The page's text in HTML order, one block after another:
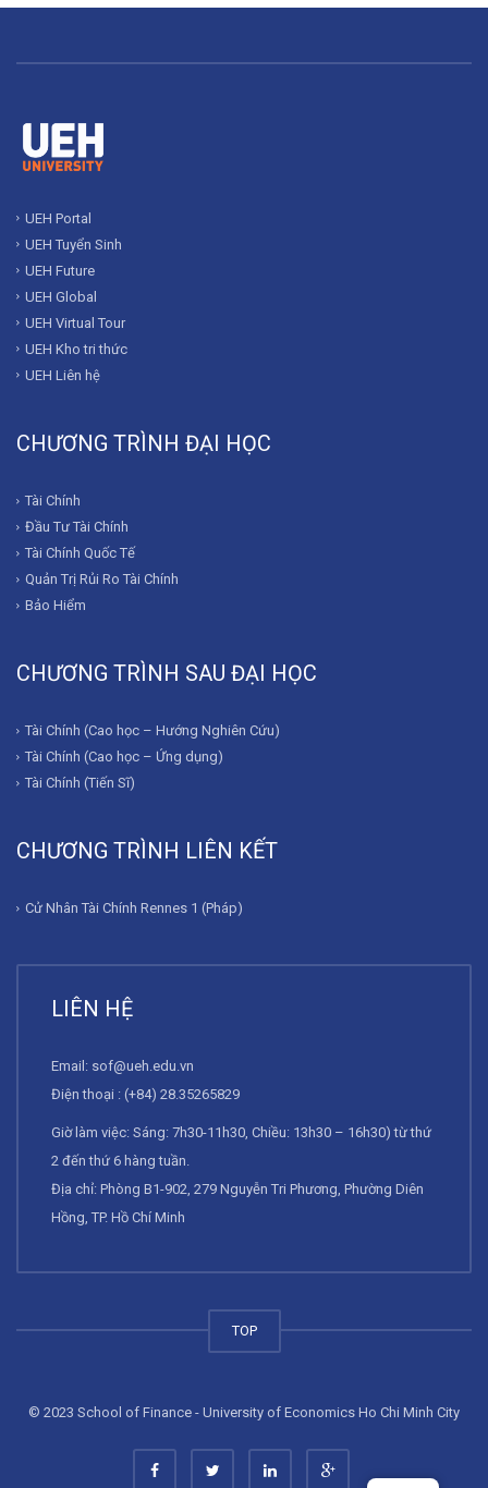
UEH Portal
UEH Tuyển Sinh
UEH Future
UEH Global
UEH Virtual Tour
UEH Kho tri thức
UEH Liên hệ
CHƯƠNG TRÌNH ĐẠI HỌC
Tài Chính
Đầu Tư Tài Chính
Tài Chính Quốc Tế
Quản Trị Rủi Ro Tài Chính
Bảo Hiểm
CHƯƠNG TRÌNH SAU ĐẠI HỌC
Tài Chính (Cao học – Hướng Nghiên Cứu)
Tài Chính (Cao học – Ứng dụng)
Tài Chính (Tiến Sĩ)
CHƯƠNG TRÌNH LIÊN KẾT
Cử Nhân Tài Chính Rennes 1 (Pháp)
LIÊN HỆ
Email: sof@ueh.edu.vn
Điện thoại : (+84) 28.35265829
Giờ làm việc: Sáng: 7h30-11h30, Chiều: 13h30 – 16h30) từ thứ
2 đến thứ 6 hàng tuần.
Địa chỉ: Phòng B1-902, 279 Nguyễn Tri Phương, Phường Diên
Hồng, TP. Hồ Chí Minh
TOP
© 2023 School of Finance - University of Economics Ho Chi Minh City